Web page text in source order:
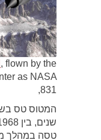
, flown by the
as NASA
831,
טסה במהלך